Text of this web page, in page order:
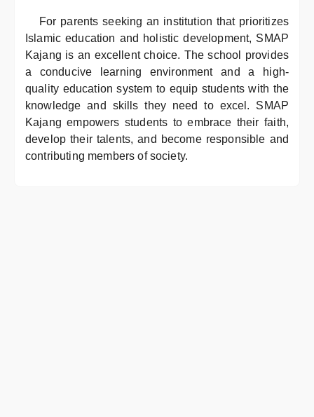
For parents seeking an institution that prioritizes
Islamic education and holistic development, SMAP
Kajang is an excellent choice. The school provides
a conducive learning environment and a high-
quality education system to equip students with the
knowledge and skills they need to excel. SMAP
Kajang empowers students to embrace their faith,
develop their talents, and become responsible and
contributing members of society.